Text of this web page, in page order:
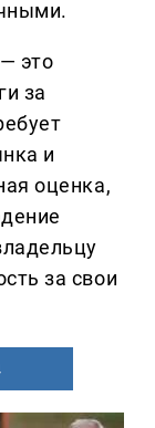
это
за
и
оценка,
за свои